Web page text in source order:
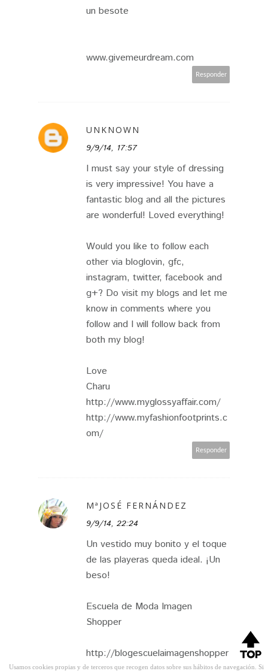
un besote
www.givemeurdream.com
Responder
UNKNOWN
9/9/14, 17:57
I must say your style of dressing
is very impressive! You have a
fantastic blog and all the pictures
are wonderful! Loved everything!
Would you like to follow each
other via bloglovin, gfc,
instagram, twitter, facebook and
g+? Do visit my blogs and let me
know in comments where you
follow and I will follow back from
both my blog!
Love
Charu
http://www.myglossyaffair.com/
http://www.myfashionfootprints.c
om/
Responder
MªJOSÉ FERNÁNDEZ
9/9/14, 22:24
Un vestido muy bonito y el toque
de las playeras queda ideal. ¡Un
beso!
Escuela de Moda Imagen
Shopper
http://blogescuelaimagenshopper
Usamos cookies propias y de terceros que recogen datos sobre sus hábitos de navegación. Si